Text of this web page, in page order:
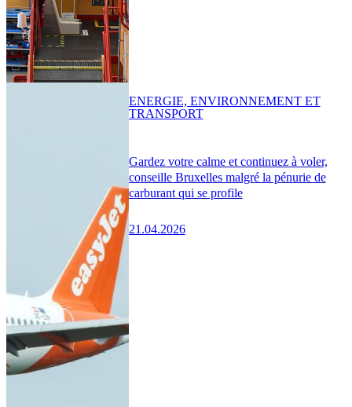
Gardez votre calme et continuez à voler,
conseille Bruxelles malgré la pénurie de
carburant qui se profile
21.04.2026
ENERGIE, ENVIRONNEMENT ET
TRANSPORT